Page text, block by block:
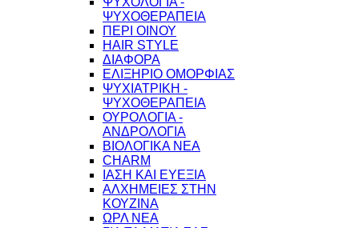
ΨΥΧΟΘΕΡΑΠΕΙΑ
ΠΕΡΙ ΟΙΝΟΥ
HAIR STYLE
ΔΙΑΦΟΡΑ
ΕΛΙΞΗΡΙΟ ΟΜΟΡΦΙΑΣ
ΨΥΧΙΑΤΡΙΚΗ -
ΨΥΧΟΘΕΡΑΠΕΙΑ
ΟΥΡΟΛΟΓΙΑ -
ΑΝΔΡΟΛΟΓΙΑ
ΒΙΟΛΟΓΙΚΑ ΝΕΑ
CHARM
ΙΑΣΗ ΚΑΙ ΕΥΕΞΙΑ
ΑΛΧΗΜΕΙΕΣ ΣΤΗΝ
ΚΟΥΖΙΝΑ
ΩΡΛ ΝEA